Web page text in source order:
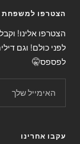
הצטרפו למשפחת
הצטרפו אלינו!
לפני כולם! וגם
לפספס🤫
האימייל שלך
עקבו אחרינו